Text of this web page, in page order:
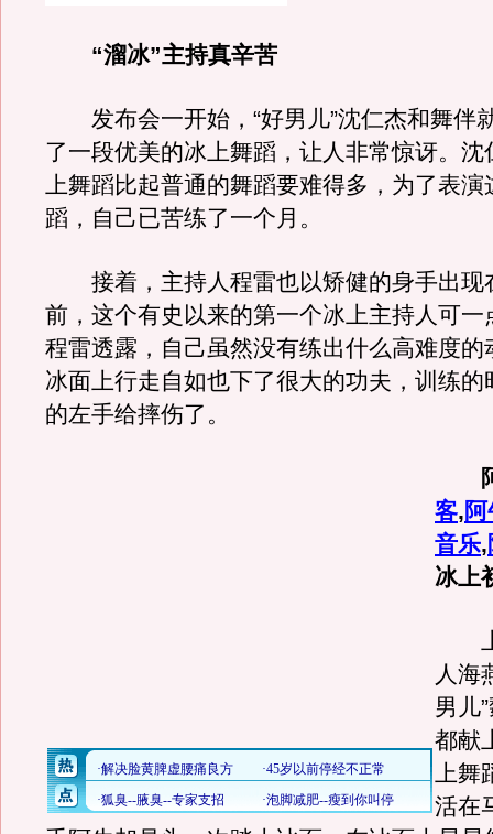
“溜冰”主持真辛苦
发布会一开始，“好男儿”沈仁杰和舞伴
了一段优美的冰上舞蹈，让人非常惊讶。沈
上舞蹈比起普通的舞蹈要难得多，为了表演
蹈，自己已苦练了一个月。
接着，主持人程雷也以矫健的身手出现
前，这个有史以来的第一个冰上主持人可一
程雷透露，自己虽然没有练出什么高难度的
冰面上行走自如也下了很大的功夫，训练的
的左手给摔伤了。
阿
客,
音乐,
冰上
上
人海
男儿
都献
上舞
活在